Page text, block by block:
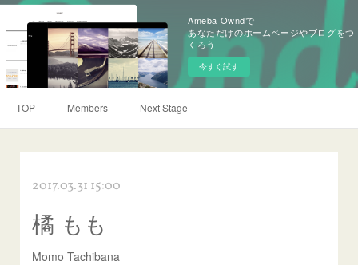
Ameba Owndで
あなただけのホームページやブログをつ
くろう
今すぐ試す
TOP Members Next Stage
2017.03.31 15:00
橘 もも
Momo Tachibana